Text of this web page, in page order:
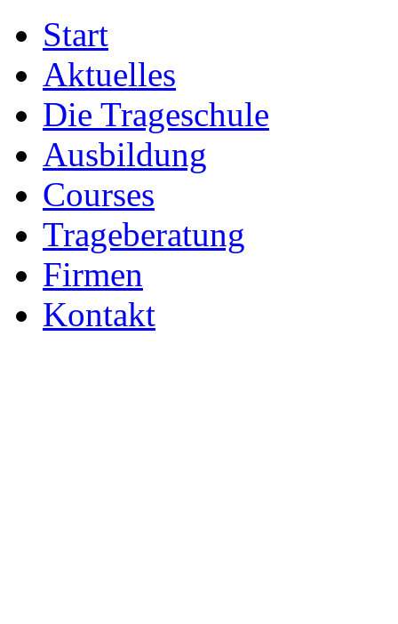
Start
Aktuelles
Die Trageschule
Ausbildung
Courses
Trageberatung
Firmen
Kontakt